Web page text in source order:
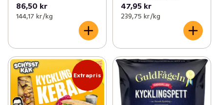
86,50 kr
144,17 kr /kg
47,95 kr
239,75 kr /kg
Extrapris